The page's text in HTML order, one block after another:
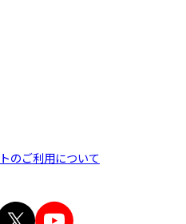
のご利用について